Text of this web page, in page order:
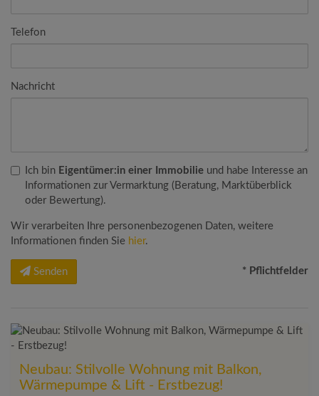
Telefon
Nachricht
Ich bin Eigentümer:in einer Immobilie und habe Interesse an
Informationen zur Vermarktung (Beratung, Marktüberblick
oder Bewertung).
Wir verarbeiten Ihre personenbezogenen Daten, weitere
Informationen finden Sie hier.
Senden * Pflichtfelder
Neubau: Stilvolle Wohnung mit Balkon,
Wärmepumpe & Lift - Erstbezug!